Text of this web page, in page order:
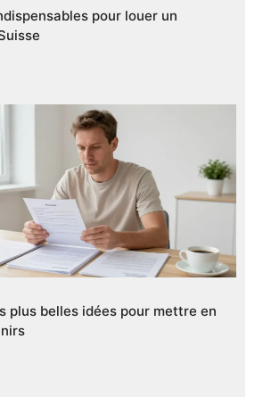
pour louer un
plus belles idées pour mettre en